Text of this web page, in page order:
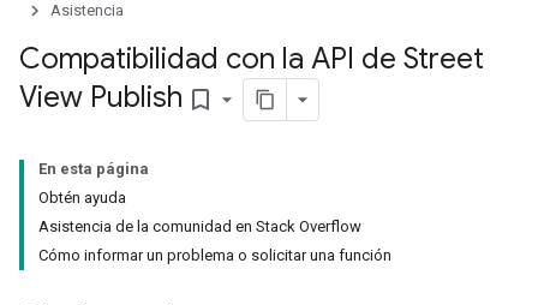
Asistencia
Compatibilidad con la API de Street
View Publish bookmark_border
En esta página
Obtén ayuda
Asistencia de la comunidad en Stack Overflow
Cómo informar un problema o solicitar una función